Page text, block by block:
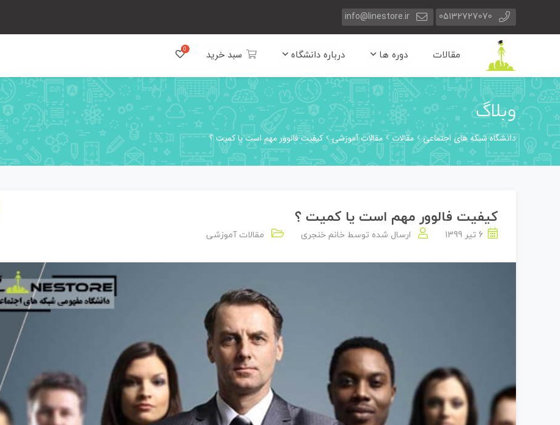
05132727070
info@linestore.ir
مقالات دوره ها درباره دانشگاه سبد خرید
وبلاگ
دانشگاه شبکه های اجتماعی مقالات مقالات آموزشی کیفیت فالوور مهم است یا کمیت ؟
کیفیت فالوور مهم است یا کمیت ؟
6 تیر 1399 ارسال شده توسط خانم خنجری مقالات آموزشی